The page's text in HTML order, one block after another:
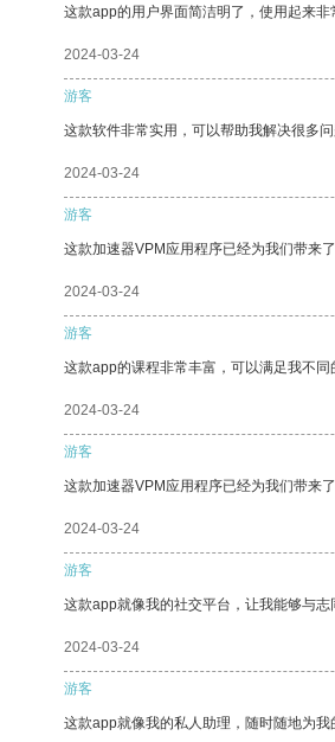
这款app的用户界面简洁明了，使用起来非
2024-03-24
游客
这款软件非常实用，可以帮助我解决很多问
2024-03-24
游客
这款加速器VPM应用程序已经为我们带来
2024-03-24
游客
这款app的课程非常丰富，可以满足我不同
2024-03-24
游客
这款加速器VPM应用程序已经为我们带来
2024-03-24
游客
这款app就像我的社交平台，让我能够与志
2024-03-24
游客
这款app就像我的私人助理，随时随地为我